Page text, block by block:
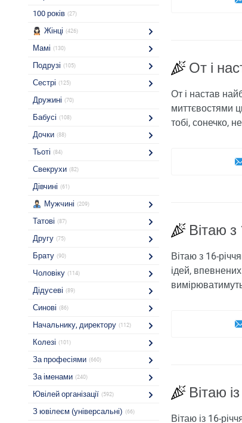
100 років (27)
Жінці (426)
Мамі (130)
Подрузі (105)
Сестрі (125)
Дружині (70)
Бабусі (108)
Дочки (88)
Тьоті (84)
Свекрухи (82)
Дівчині (61)
Мужчині (209)
Татові (87)
Другу (75)
Брату (90)
Чоловіку (114)
Дідусеві (89)
Синові (86)
Начальнику, директору (112)
Колезі (101)
За професіями (660)
За іменами (240)
Ювілей організації (592)
З ювілеєм (універсальні) (66)
От і
От і настав
миттєвостями
тобі, сонечко,
Вітаю з
Вітаю з 16-
ідей,
Вітаю
Вітаю із 16-